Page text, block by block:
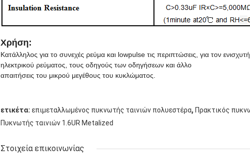
Χρήση:
Κατάλληλος για το συνεχές ρεύμα και lowpulse τις περιπτώσεις, για τον
ηλεκτρικού ρεύματος, τους οδηγούς των οδηγήσεων και άλλο
απαιτήσεις του μικρού μεγέθους του κυκλώματος.
ετικέτα: επιμεταλλωμένος πυκνωτής ταινιών πολυεστέρα, Πρακτικός
Πυκνωτής ταινιών 1.6UR Metalized
Στοιχεία επικοινωνίας